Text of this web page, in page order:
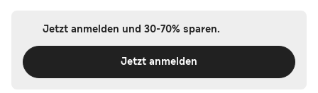
Jetzt anmelden und 30-70% sparen.
Jetzt anmelden